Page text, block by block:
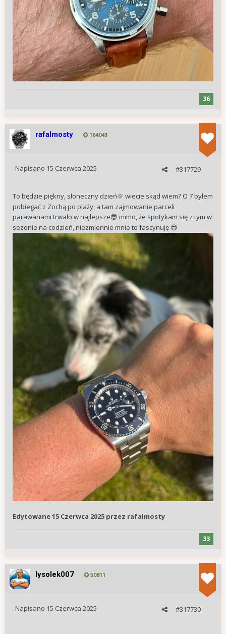
36
rafalmosty 164043
#317729
Napisano 15 Czerwca 2025
To będzie piękny, słoneczny dzień🌞 wiecie skąd wiem? O 7 byłem
pobiegać z Zochą po plaży, a tam zajmowanie parceli
parawanami trwało w najlepsze😎 mimo, że spotykam się z tym w
sezonie na codzień, niezmiennie mnie to fascynuję 😎
Edytowane15 Czerwca 2025 przez rafalmosty
33
lysolek007 50811
#317730
Napisano 15 Czerwca 2025